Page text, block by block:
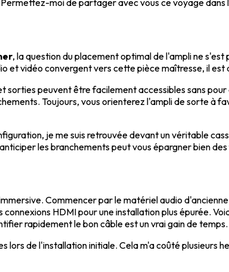
, la question du placement optimal de l'ampli ne
et vidéo convergent vers cette pièce maîtresse, il
peuvent être facilement accessibles sans
Toujours, vous orienterez l'ampli de sorte à
je me suis retrouvée devant un véritable
les branchements peut vous épargner bien
Commencer par le matériel audio
HDMI pour une installation plus épurée.
rapidement le bon câble est un vrai gain de temps.
lors de l'installation initiale. Cela m'a coûté